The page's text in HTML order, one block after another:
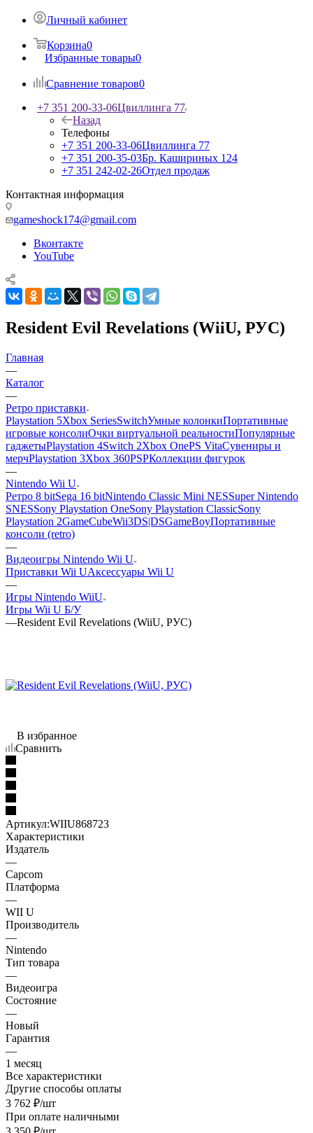
Личный кабинет
Корзина0
Избранные товары0
Сравнение товаров0
+7 351 200-33-06Цвиллинга 77
Назад
Телефоны
+7 351 200-33-06Цвиллинга 77
+7 351 200-35-03Бр. Кашириных 124
+7 351 242-02-26Отдел продаж
Контактная информация
gameshock174@gmail.com
Вконтакте
YouTube
Resident Evil Revelations (WiiU, РУС)
Главная
—
Каталог
—
Ретро приставки
Playstation 5Xbox SeriesSwitchУмные колонкиПортативные
игровые консолиОчки виртуальной реальностиПопулярные
гаджетыPlaystation 4Switch 2Xbox OnePS VitaСувениры и
мерчPlaystation 3Xbox 360PSPКоллекции фигурок
—
Nintendo Wii U
Ретро 8 bitSega 16 bitNintendo Classic Mini NESSuper Nintendo
SNESSony Playstation OneSony Playstation ClassicSony
Playstation 2GameCubeWii3DS|DSGameBoyПортативные
консоли (retro)
—
Видеоигры Nintendo Wii U
Приставки Wii UАксессуары Wii U
—
Игры Nintendo WiiU
Игры Wii U Б/У
—Resident Evil Revelations (WiiU, РУС)
В избранное
Сравнить
Артикул:WIIU868723
Характеристики
Издатель
—
Capcom
Платформа
—
WII U
Производитель
—
Nintendo
Тип товара
—
Видеоигра
Состояние
—
Новый
Гарантия
—
1 месяц
Все характеристики
Другие способы оплаты
3 762 ₽/шт
При оплате наличными